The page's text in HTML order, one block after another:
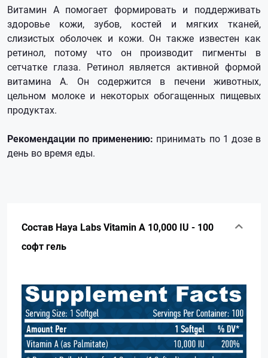
Витамин А помогает формировать и поддерживать
здоровье кожи, зубов, костей и мягких тканей,
слизистых оболочек и кожи. Он также известен как
ретинол, потому что он производит пигменты в
сетчатке глаза. Ретинол является активной формой
витамина А. Он содержится в печени животных,
цельном молоке и некоторых обогащенных пищевых
продуктах.
Рекомендации по применению: принимать по 1 дозе в
день во время еды.
Состав Haya Labs Vitamin A 10,000 IU - 100
софт гель